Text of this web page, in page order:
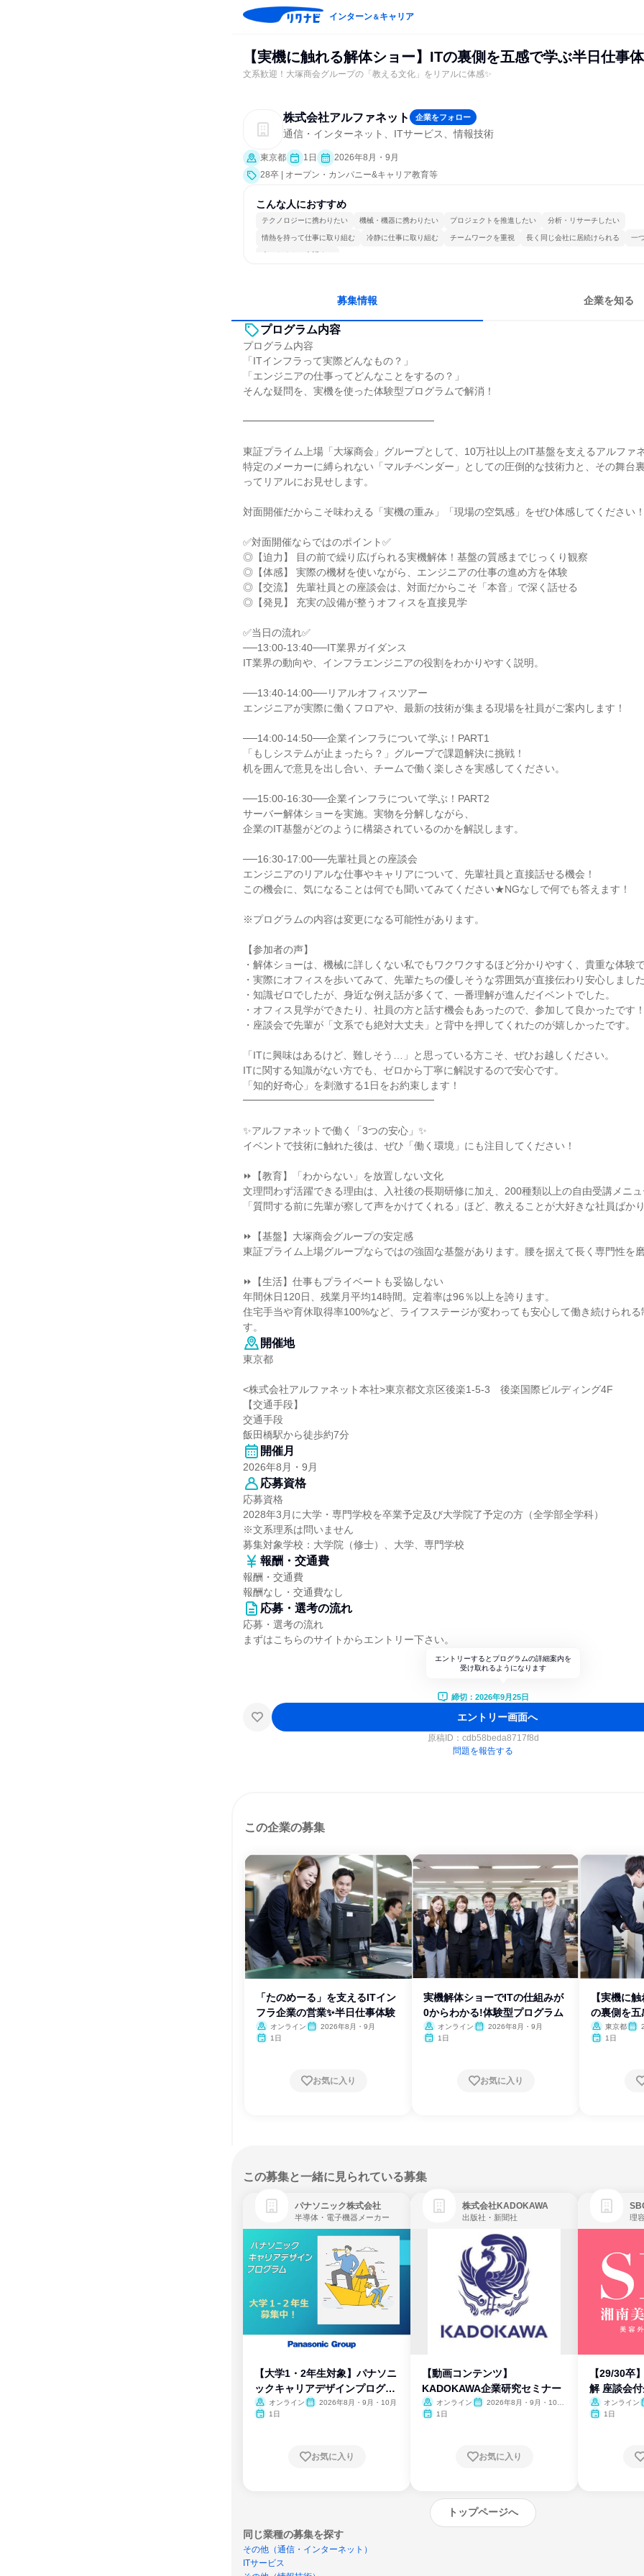
インターン＆キャリア
【実機に触れる解体ショー】ITの裏側を五感で学ぶ半日仕事
文系歓迎！大塚商会グループの「教える文化」をリアルに体感✨
株式会社アルファネット 企業をフォロー
通信・インターネット、ITサービス、情報技術
東京都 1日
2026年8月・9月
28卒 | オープン・カンパニー&キャリア教育等
こんな人におすすめ
テクノロジーに携わりたい 機械・機器に携わりたい プロジェクトを推進したい 分析・リサーチしたい
情熱を持って仕事に取り組む 冷静に仕事に取り組む チームワークを重視 長く同じ会社に居続けられる 一
人とたくさん会話する
募集情報 企業を知る
プログラム内容
プログラム内容
「ITインフラって実際どんなもの？」
「エンジニアの仕事ってどんなことをするの？」
そんな疑問を、実機を使った体験型プログラムで解消！
━━━━━━━━━━━━━━━━━━━
東証プライム上場「大塚商会」グループとして、10万社以上のIT基盤を支えるアルファ
特定のメーカーに縛られない「マルチベンダー」としての圧倒的な技術力と、その舞台
ってリアルにお見せします。
対面開催だからこそ味わえる「実機の重み」「現場の空気感」をぜひ体感してください
✅対面開催ならではのポイント✅
◎【迫力】 目の前で繰り広げられる実機解体！基盤の質感までじっくり観察
◎【体感】 実際の機材を使いながら、エンジニアの仕事の進め方を体験
◎【交流】 先輩社員との座談会は、対面だからこそ「本音」で深く話せる
◎【発見】 充実の設備が整うオフィスを直接見学
✅当日の流れ✅
──13:00-13:40──IT業界ガイダンス
IT業界の動向や、インフラエンジニアの役割をわかりやすく説明。
──13:40-14:00──リアルオフィスツアー
エンジニアが実際に働くフロアや、最新の技術が集まる現場を社員がご案内します！
──14:00-14:50──企業インフラについて学ぶ！PART1
「もしシステムが止まったら？」グループで課題解決に挑戦！
机を囲んで意見を出し合い、チームで働く楽しさを実感してください。
──15:00-16:30──企業インフラについて学ぶ！PART2
サーバー解体ショーを実施。実物を分解しながら、
企業のIT基盤がどのように構築されているのかを解説します。
──16:30-17:00──先輩社員との座談会
エンジニアのリアルな仕事やキャリアについて、先輩社員と直接話せる機会！
この機会に、気になることは何でも聞いてみてください★NGなしで何でも答えます！
※プログラムの内容は変更になる可能性があります。
【参加者の声】
・解体ショーは、機械に詳しくない私でもワクワクするほど分かりやすく、貴重な体験
・実際にオフィスを歩いてみて、先輩たちの優しそうな雰囲気が直接伝わり安心しまし
・知識ゼロでしたが、身近な例え話が多くて、一番理解が進んだイベントでした。
・オフィス見学ができたり、社員の方と話す機会もあったので、参加して良かったです
・座談会で先輩が「文系でも絶対大丈夫」と背中を押してくれたのが嬉しかったです。
「ITに興味はあるけど、難しそう…」と思っている方こそ、ぜひお越しください。
ITに関する知識がない方でも、ゼロから丁寧に解説するので安心です。
「知的好奇心」を刺激する1日をお約束します！
━━━━━━━━━━━━━━━━━━━
✨アルファネットで働く「3つの安心」✨
イベントで技術に触れた後は、ぜひ「働く環境」にも注目してください！
⏩【教育】「わからない」を放置しない文化
文理問わず活躍できる理由は、入社後の長期研修に加え、200種類以上の自由受講メニ
「質問する前に先輩が察して声をかけてくれる」ほど、教えることが大好きな社員ばか
⏩【基盤】大塚商会グループの安定感
東証プライム上場グループならではの強固な基盤があります。腰を据えて長く専門性を
⏩【生活】仕事もプライベートも妥協しない
年間休日120日、残業月平均14時間。定着率は96％以上を誇ります。
住宅手当や育休取得率100%など、ライフステージが変わっても安心して働き続けられ
す。
開催地
東京都
<株式会社アルファネット本社>東京都文京区後楽1-5-3 後楽国際ビルディング4F
【交通手段】
交通手段
飯田橋駅から徒歩約7分
開催月
2026年8月・9月
応募資格
応募資格
2028年3月に大学・専門学校を卒業予定及び大学院了予定の方（全学部全学科）
※文系理系は問いません
募集対象学校：大学院（修士）、大学、専門学校
報酬・交通費
報酬・交通費
報酬なし・交通費なし
応募・選考の流れ
応募・選考の流れ
まずはこちらのサイトからエントリー下さい。
エントリーするとプログラムの詳細案内を
受け取れるようになります
締切：2026年9月25日
エントリー画面へ
原稿ID： cdb58beda8717f8d
問題を報告する
この企業の募集
「たのめーる」を支えるITイン
フラ企業の営業✨半日仕事体験
オンライン
2026年8月・9月
1日
お気に入り
実機解体ショーでITの仕組みが
0からわかる!体験型プログラム
オンライン
2026年8月・9月
1日
お気に入り
【実機に
の裏側を五
験 東京都
1日
この募集と一緒に見られている募集
パナソニック株式会社
半導体・電子機器メーカー
【大学1・2年生対象】パナソニ
ックキャリアデザインプログラ
ム
オンライン
2026年8月・9月・10月
1日
お気に入り
株式会社KADOKAWA
出版社・新聞社
【動画コンテンツ】
KADOKAWA企業研究セミナー
オンライン
2026年8月・9月・10
1日
お気に入り
【29/30卒
解 座談会
オンライン
1日
トップページへ
同じ業種の募集を探す
その他（通信・インターネット）
ITサービス